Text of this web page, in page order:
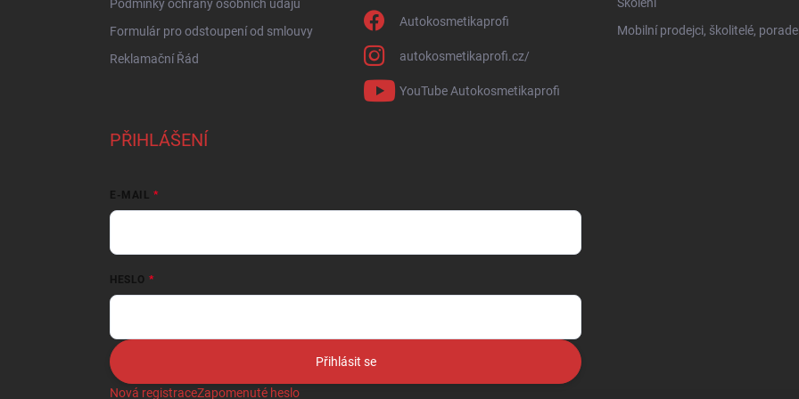
Podmínky ochrany osobních údajů
Formulár pro odstoupení od smlouvy
Reklamační Řád
Autokosmetikaprofi
autokosmetikaprofi.cz/
YouTube Autokosmetikaprofi
Mobilní prodejci, školitelé,
PŘIHLÁŠENÍ
E-MAIL
HESLO
Přihlásit se
Nová registraceZapomenuté heslo